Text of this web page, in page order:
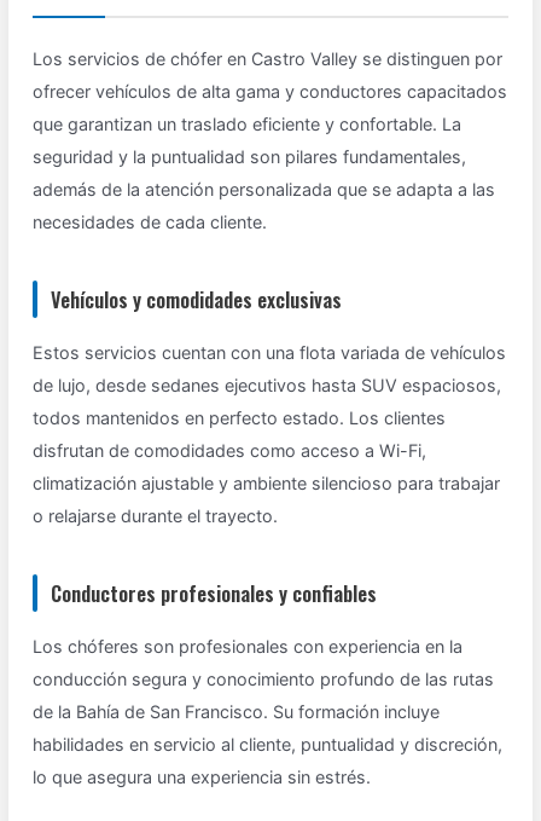
Los servicios de chófer en Castro Valley se distinguen por
ofrecer vehículos de alta gama y conductores capacitados
que garantizan un traslado eficiente y confortable. La
seguridad y la puntualidad son pilares fundamentales,
además de la atención personalizada que se adapta a las
necesidades de cada cliente.
Vehículos y comodidades exclusivas
Estos servicios cuentan con una flota variada de vehículos
de lujo, desde sedanes ejecutivos hasta SUV espaciosos,
todos mantenidos en perfecto estado. Los clientes
disfrutan de comodidades como acceso a Wi-Fi,
climatización ajustable y ambiente silencioso para trabajar
o relajarse durante el trayecto.
Conductores profesionales y confiables
Los chóferes son profesionales con experiencia en la
conducción segura y conocimiento profundo de las rutas
de la Bahía de San Francisco. Su formación incluye
habilidades en servicio al cliente, puntualidad y discreción,
lo que asegura una experiencia sin estrés.